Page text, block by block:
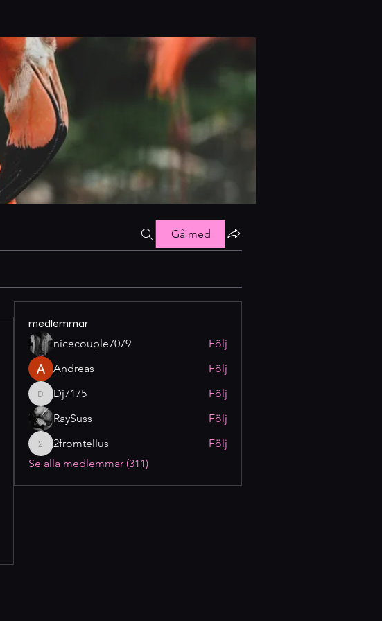
Gå med
medlemmar
nicecouple7079
Följ
Andreas
Följ
Dj7175
Dj7175
Följ
RaySuss
Följ
2fromtellus
2fromtellus
Följ
Se alla medlemmar (311)